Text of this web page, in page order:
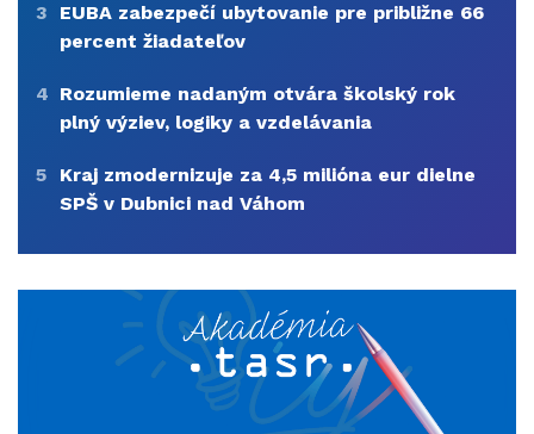
3
EUBA zabezpečí ubytovanie pre približne 66
percent žiadateľov
4 Rozumieme nadaným otvára školský rok
plný výziev, logiky a vzdelávania
5
Kraj zmodernizuje za 4,5 milióna eur dielne
SPŠ v Dubnici nad Váhom